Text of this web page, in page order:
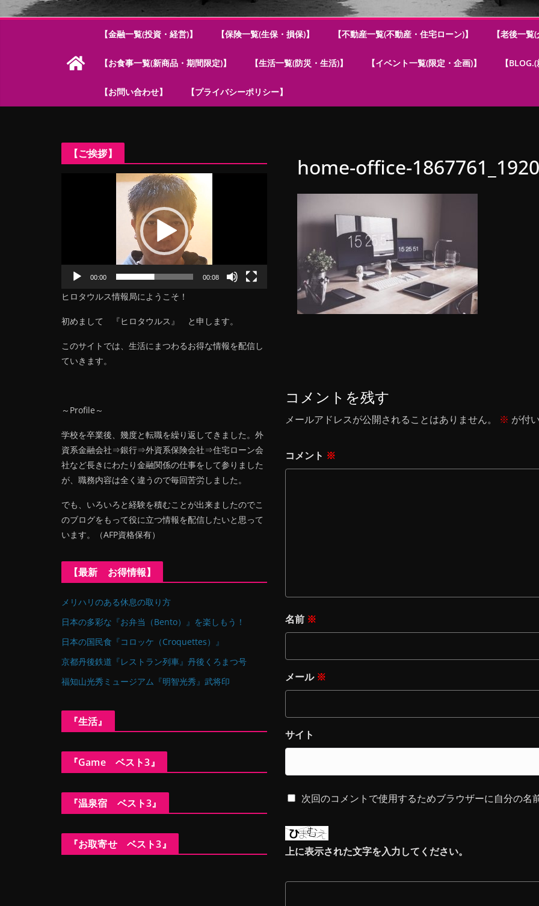
【金融一覧(投資・経営)】 【保険一覧(生保・損保)】 【不動産一覧(不動産・住宅ローン)】 【老後一
【お食事一覧(新商品・期間限定)】 【生活一覧(防災・生活)】 【イベント一覧(限定・企画)】 【
【お問い合わせ】 【プライバシーポリシー】
home-office-1867761_1920
コメントを残す
メールアドレスが公開されることはありません。 ※ が付
コメント ※
名前 ※
メール ※
サイト
次回のコメントで使用するためブラウザーに自分の
上に表示された文字を入力してください。
【ご挨拶】
00:00 00:08
ヒロタウルス情報局にようこそ！
初めまして 『ヒロタウルス』 と申します。
このサイトでは、生活にまつわるお得な情報を配信し
ていきます。
～Profile～
学校を卒業後、幾度と転職を繰り返してきました。外
資系金融会社⇒銀行⇒外資系保険会社⇒住宅ローン会
社など長きにわたり金融関係の仕事をして参りました
が、職務内容は全く違うので毎回苦労しました。
でも、いろいろと経験を積むことが出来ましたのでこ
のブログをもって役に立つ情報を配信したいと思って
います。（AFP資格保有）
【最新 お得情報】
メリハリのある休息の取り方
日本の多彩な『お弁当（Bento）』を楽しもう！
日本の国民食『コロッケ（Croquettes）』
京都丹後鉄道『レストラン列車』丹後くろまつ号
福知山光秀ミュージアム『明智光秀』武将印
『生活』
『Game ベスト3』
『温泉宿 ベスト3』
『お取寄せ ベスト3』